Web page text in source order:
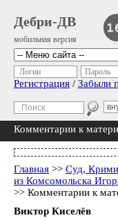
Дебри-ДВ
мобильная версия
Логин Пароль
Регистрация / Забыли
Комментарии к
Главная >> Суд,
из Комсомольска
>> Комментарии к
Виктор Киселёв